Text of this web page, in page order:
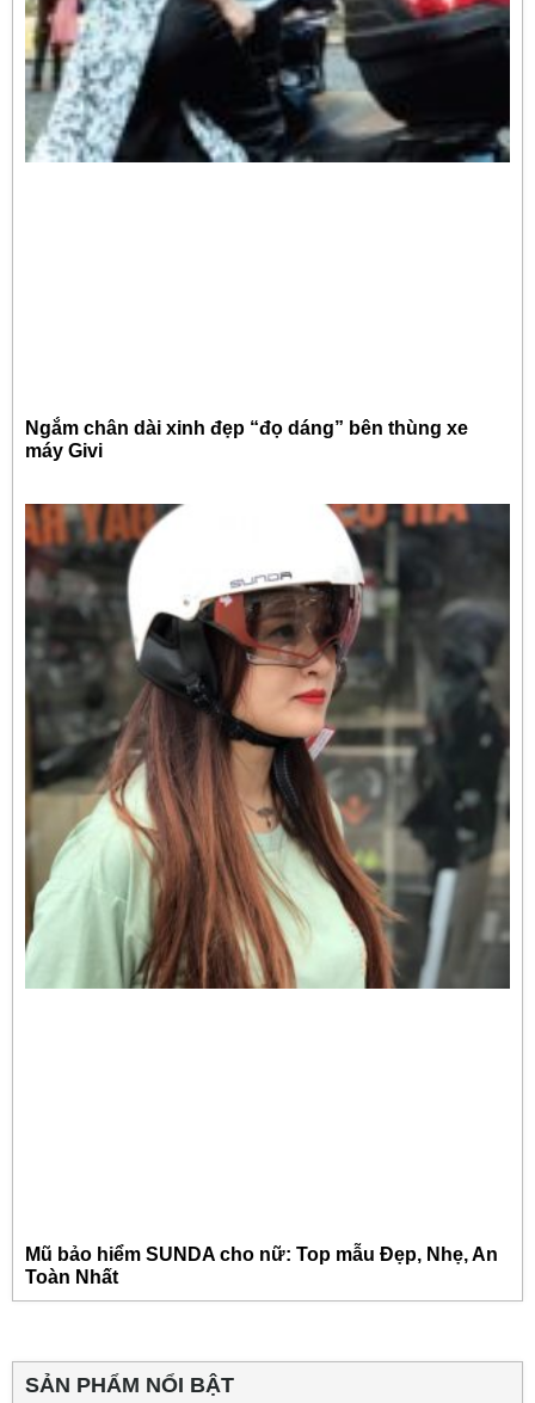
Ngắm chân dài xinh đẹp “đọ dáng” bên thùng xe
máy Givi
Mũ bảo hiểm SUNDA cho nữ: Top mẫu Đẹp, Nhẹ, An
Toàn Nhất
SẢN PHẨM NỔI BẬT